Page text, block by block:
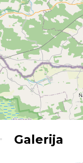
Galerija